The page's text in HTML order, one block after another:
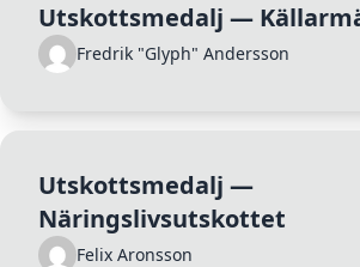
Utskottsmedalj —
Fredrik "Glyph" Andersson
Utskottsmedalj —
Näringslivsutskottet
Felix Aronsson